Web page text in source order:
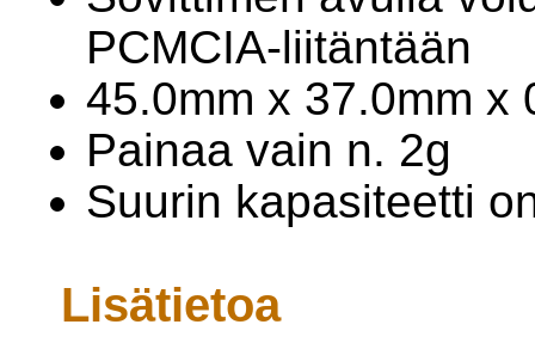
PCMCIA-liitäntään
45.0mm x 37.0mm x
Painaa vain n. 2g
Suurin kapasiteetti
Lisätietoa